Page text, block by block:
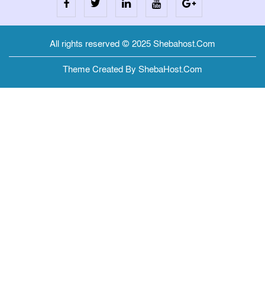
All rights reserved © 2025 Shebahost.Com
Theme Created By ShebaHost.Com